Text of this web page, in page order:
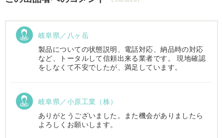
岐阜県／八ヶ岳
製品についての状態説明、電話対応、納品時の対応
など、トータルして信頼出来る業者です。 現地確認
をしなくて不安でしたが、満足しています。
岐阜県／小原工業（株）
ありがとうございました。また機会がありましたら
よろしくお願いします。